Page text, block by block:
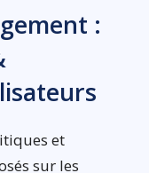
:
et
sur les